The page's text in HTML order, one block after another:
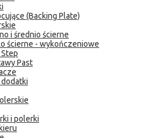
(Backing Plate)
i średnio ścierne
ścierne - wykończeniowe
Past
i polerki